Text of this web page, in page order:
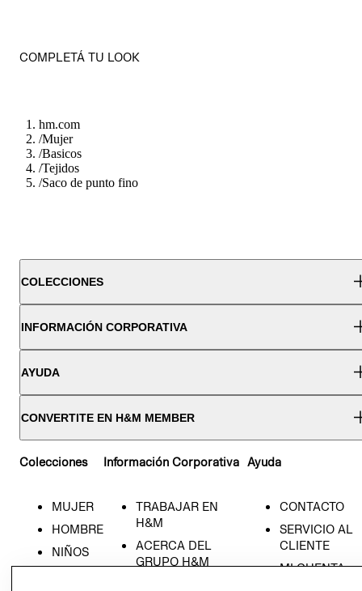
COMPLETÁ TU LOOK
hm.com
/Mujer
/Basicos
/Tejidos
/Saco de punto fino
COLECCIONES
INFORMACIÓN CORPORATIVA
AYUDA
CONVERTITE EN H&M MEMBER
Colecciones
MUJER
HOMBRE
NIÑOS
Información Corporativa
TRABAJAR EN
H&M
ACERCA DEL
GRUPO H&M
Ayuda
CONTACTO
SERVICIO AL
CLIENTE
MI CUENTA